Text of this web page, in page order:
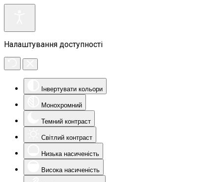
Налаштування доступності
Інвертувати кольори
Монохромний
Темний контраст
Світлий контраст
Низька насиченість
Висока насиченість